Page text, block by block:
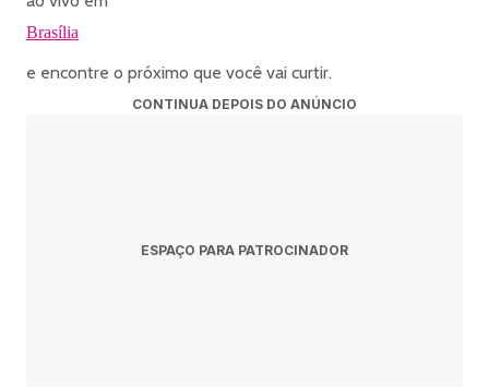
Brasília
e encontre o próximo que você vai curtir.
CONTINUA DEPOIS DO ANÚNCIO
ESPAÇO PARA PATROCINADOR